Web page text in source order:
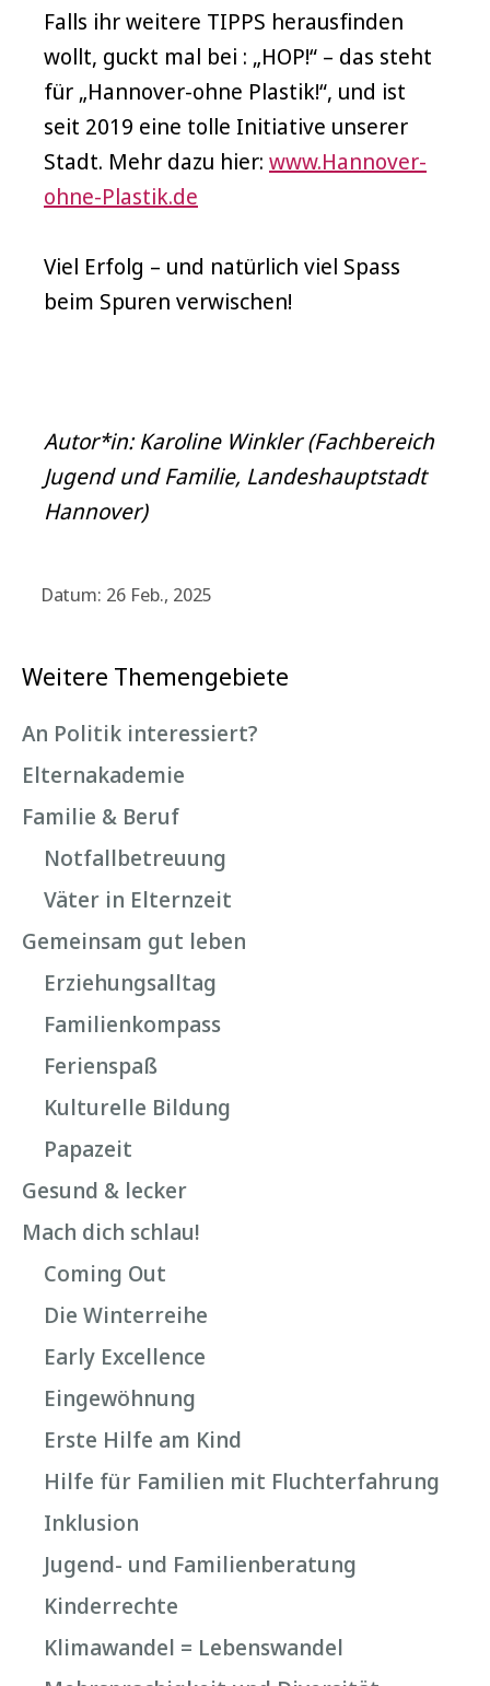
Falls ihr weitere TIPPS herausfinden
wollt, guckt mal bei : „HOP!“ – das steht
für „Hannover-ohne Plastik!“, und ist
seit 2019 eine tolle Initiative unserer
Stadt. Mehr dazu hier: www.Hannover-
ohne-Plastik.de
Viel Erfolg – und natürlich viel Spass
beim Spuren verwischen!
Autor*in: Karoline Winkler (Fachbereich
Jugend und Familie, Landeshauptstadt
Hannover)
Datum: 26 Feb., 2025
Weitere Themengebiete
An Politik interessiert?
Elternakademie
Familie & Beruf
Notfallbetreuung
Väter in Elternzeit
Gemeinsam gut leben
Erziehungsalltag
Familienkompass
Ferienspaß
Kulturelle Bildung
Papazeit
Gesund & lecker
Mach dich schlau!
Coming Out
Die Winterreihe
Early Excellence
Eingewöhnung
Erste Hilfe am Kind
Hilfe für Familien mit Fluchterfahrung
Inklusion
Jugend- und Familienberatung
Kinderrechte
Klimawandel = Lebenswandel